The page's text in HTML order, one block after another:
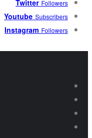
Twitter Followers
Youtube Subscribers
Instagram Followers